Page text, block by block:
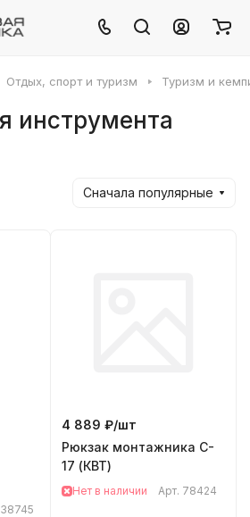
Отдых, спорт и туризм Туризм и
инструмента
Сначала популярные
38745
4 889 ₽/шт
Рюкзак монтажника C-
17 (КВТ)
Нет в наличии Арт. 78424